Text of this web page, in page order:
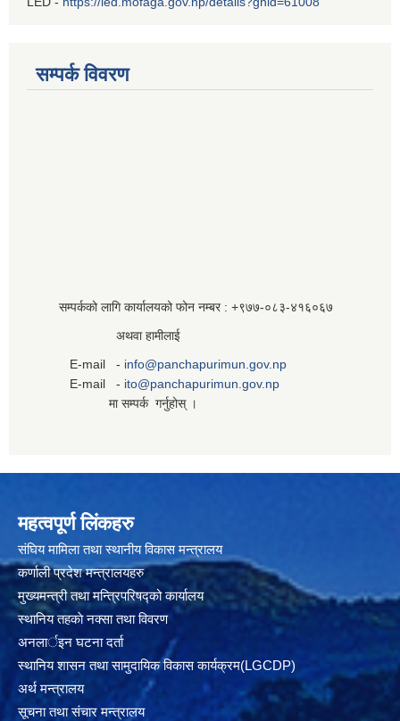
सम्पर्क विवरण
सम्पर्कको लागि कार्यालयको फोन नम्बर : +९७७-०८३‍-४१६०६७
अथवा हामीलाई
E-mail - info@panchapurimun.gov.np
E-mail - ito@panchapurimun.gov.np
मा सम्पर्क गर्नुहोस् ।
महत्वपूर्ण लिंकहरु
संघिय मामिला तथा स्थानीय विकास मन्त्रालय
कर्णाली प्रदेश मन्त्रालयहरु
मुख्यमन्त्री तथा मन्त्रिपरिषद्को कार्यालय
स्थानिय तहकाे नक्सा तथा विवरण
अनलार्इन घटना दर्ता
स्थानिय शासन तथा सामुदायिक विकास कार्यक्रम(LGCDP)
अर्थ मन्त्रालय
सूचना तथा संचार मन्त्रालय